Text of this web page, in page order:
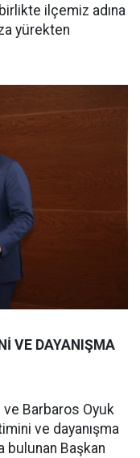
ilçemiz adına
yürekten
VE DAYANIŞMA
Barbaros Oyuk
ve dayanışma
bulunan Başkan